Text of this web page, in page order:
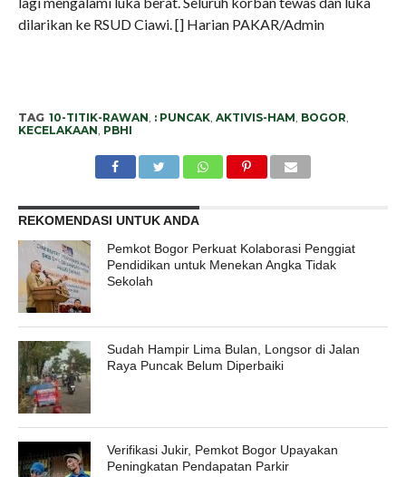
dilarikan ke RSUD Ciawi. [] Harian PAKAR/Admin
TAG 10-TITIK-RAWAN, : PUNCAK, AKTIVIS-HAM, BOGOR,
KECELAKAAN, PBHI
REKOMENDASI UNTUK ANDA
Pemkot Bogor Perkuat Kolaborasi Penggiat
Pendidikan untuk Menekan Angka Tidak
Sekolah
Sudah Hampir Lima Bulan, Longsor di Jalan
Raya Puncak Belum Diperbaiki
Verifikasi Jukir, Pemkot Bogor Upayakan
Peningkatan Pendapatan Parkir